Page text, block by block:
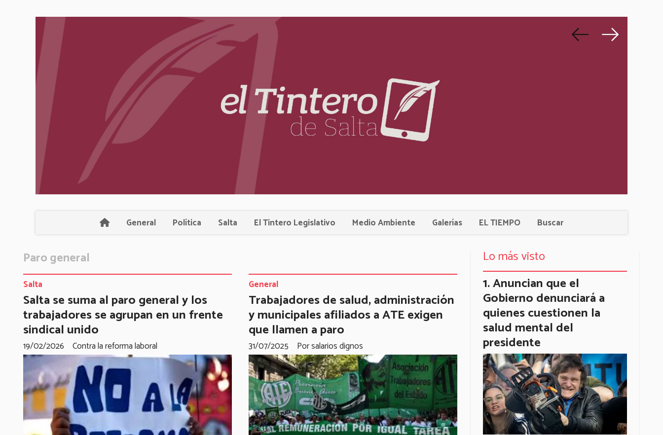
General Política Salta El Tintero Legislativo Medio Ambiente Galerías EL TIEMPO Buscar
Paro general
Salta se suma al paro general y los
trabajadores se agrupan en un frente
sindical unido
Contra la reforma laboral
Salta
19/02/2026
Trabajadores de salud, administración
y municipales afiliados a ATE exigen
que llamen a paro
Por salarios dignos
General
31/07/2025
Lo más visto
Anuncian que el
Gobierno denunciará a
quienes cuestionen la
salud mental del
presidente